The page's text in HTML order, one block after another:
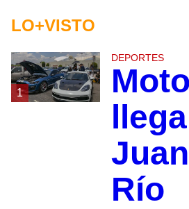
LO+VISTO
1
DEPORTES
Río